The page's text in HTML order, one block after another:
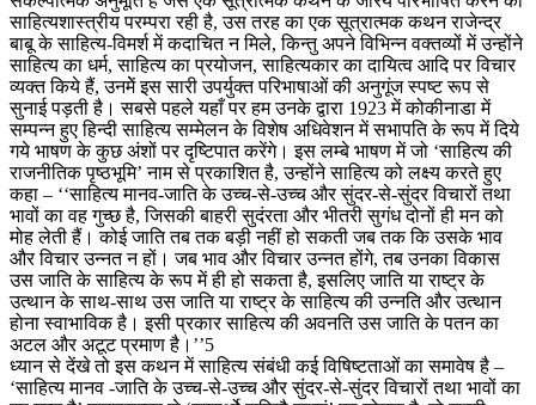
साहित्यशास्त्रीय परम्परा रही है, उस तरह का एक सूत्रात्मक कथन राजेन्द्र
बाबू के साहित्य-विमर्श में कदाचित न मिले, किन्तु अपने विभिन्न वक्तव्यों में उन्होंने
साहित्य का धर्म, साहित्य का प्रयोजन, साहित्यकार का दायित्व आदि पर विचार
व्यक्त किये हैं, उनमेें इस सारी उपर्युक्त परिभाषाओं की अनुगूंज स्पष्ट रूप से
सुनाई पड़ती है। सबसे पहले यहाँ पर हम उनके द्वारा 1923 में कोकीनाडा में
सम्पन्न हुए हिन्दी साहित्य सम्मेलन के विशेष अधिवेशन में सभापति के रूप में दिये
गये भाषण के कुछ अंशों पर दृष्टिपात करेंगे। इस लम्बे भाषण में जो ‘साहित्य की
राजनीतिक पृष्ठभूमि’ नाम से प्रकाशित है, उन्होंने साहित्य को लक्ष्य करते हुए
कहा – ‘‘साहित्य मानव-जाति के उच्च-से-उच्च और सुंदर-से-सुंदर विचारों तथा
भावों का वह गुच्छ है, जिसकी बाहरी सुदंरता और भीतरी सुगंध दोनों ही मन को
मोह लेती हैं। कोई जाति तब तक बड़ी नहीं हो सकती जब तक कि उसके भाव
और विचार उन्नत न हों। जब भाव और विचार उन्नत होंगे, तब उनका विकास
उस जाति के साहित्य के रूप में ही हो सकता है, इसलिए जाति या राष्ट्र के
उत्थान के साथ-साथ उस जाति या राष्ट्र के साहित्य की उन्नति और उत्थान
होना स्वाभाविक है। इसी प्रकार साहित्य की अवनति उस जाति के पतन का
अटल और अटूट प्रमाण है।’’5
ध्यान से देंखे तो इस कथन में साहित्य संबंधी कई विषिष्टताओं का समावेष है –
‘साहित्य मानव -जाति के उच्च-से-उच्च और सुंदर-से-सुंदर विचारों तथा भावों का